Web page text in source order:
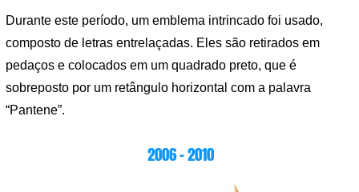
Durante este período, um emblema intrincado foi usado,
composto de letras entrelaçadas. Eles são retirados em
pedaços e colocados em um quadrado preto, que é
sobreposto por um retângulo horizontal com a palavra
“Pantene”.
2006 – 2010